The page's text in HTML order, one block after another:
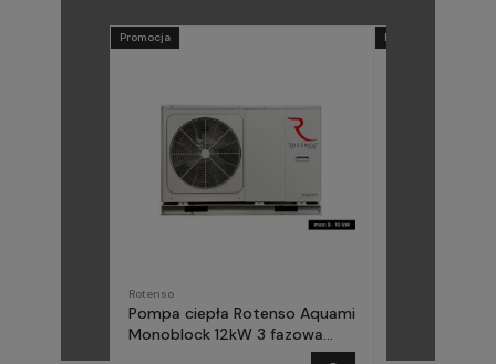
Rotenso
Pompa ciepła Rotenso Aquami
Monoblock 12kW 3 fazowa
Promocja Promocja